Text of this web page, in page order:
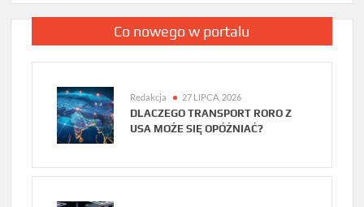
Co nowego w portalu
Redakcja 27 LIPCA, 2026
DLACZEGO TRANSPORT RORO Z
USA MOŻE SIĘ OPÓŹNIAĆ?